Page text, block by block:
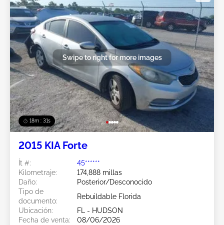
18m : 28s
Swipe to right for more images
2015 KIA Forte
Ít #:
45******
Kilometraje:
174,888 millas
Daño:
Posterior/Desconocido
Tipo de
documento:
Rebuildable Florida
Ubicación:
FL - HUDSON
Fecha de venta:
08/06/2026